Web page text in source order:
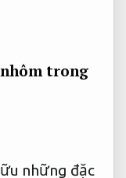
trong
những đặc